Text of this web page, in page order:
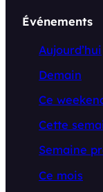
Événements
Aujourd’hui
Demain
Ce
Cette
Semaine
Ce mois